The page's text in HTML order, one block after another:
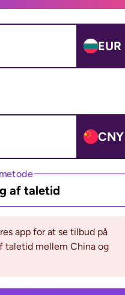
EUR
CNY
af taletid
app for at se tilbud på
taletid mellem China og